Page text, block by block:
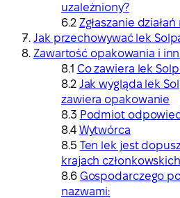
uzależniony?
Zgłaszanie
Jak przechowywać lek
Zawartość opakowania i
Co zawiera lek
Jak wygląda lek
zawiera opakowanie
Podmiot
Wytwórca
Ten lek jest
krajach
Gospodarczego
nazwami: